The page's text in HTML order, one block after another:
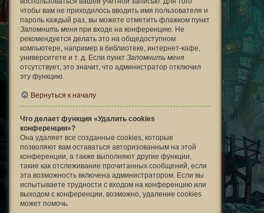
чтобы вам не приходилось вводить имя пользователя и
пароль каждый раз, вы можете отметить флажком пункт
Запомнить меня при входе на конференцию. Не
рекомендуется делать это на общедоступном
компьютере, например в библиотеке, интернет-кафе,
университете и т. д. Если пункт Запомнить меня
отсутствует, это значит, что администратор отключил
эту функцию.
Вернуться к началу
Что делает функция «Удалить cookies
конференции»?
Она удаляет все созданные cookies, которые
позволяют вам оставаться авторизованным на этой
конференции, а также выполняют другие функции,
такие как отслеживание прочитанных сообщений, если
эта возможность включена администратором. Если вы
испытываете трудности с входом на конференцию или
выходом с конференции, возможно, удаление cookies
может помочь.